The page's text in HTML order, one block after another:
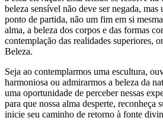
beleza sensível não deve ser negada, mas
ponto de partida, não um fim em si
alma, a beleza dos corpos e das formas
contemplação das realidades superiores,
Beleza.
Seja ao contemplarmos uma escultura,
harmoniosa ou admirarmos a beleza da
uma oportunidade de perceber nessas
para que nossa alma desperte, reconheça
inicie seu caminho de retorno à fonte